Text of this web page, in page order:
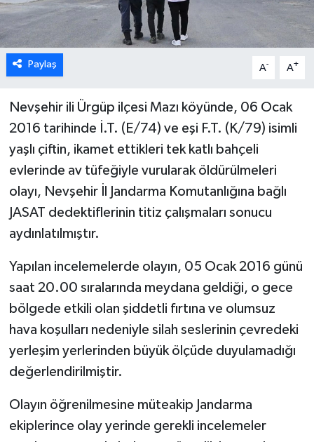
Paylaş A- A+
Nevşehir ili Ürgüp ilçesi Mazı köyünde, 06 Ocak
2016 tarihinde İ.T. (E/74) ve eşi F.T. (K/79) isimli
yaşlı çiftin, ikamet ettikleri tek katlı bahçeli
evlerinde av tüfeğiyle vurularak öldürülmeleri
olayı, Nevşehir İl Jandarma Komutanlığına bağlı
JASAT dedektiflerinin titiz çalışmaları sonucu
aydınlatılmıştır.
Yapılan incelemelerde olayın, 05 Ocak 2016 günü
saat 20.00 sıralarında meydana geldiği, o gece
bölgede etkili olan şiddetli fırtına ve olumsuz
hava koşulları nedeniyle silah seslerinin çevredeki
yerleşim yerlerinden büyük ölçüde duyulamadığı
değerlendirilmiştir.
Olayın öğrenilmesine müteakip Jandarma
ekiplerince olay yerinde gerekli incelemeler